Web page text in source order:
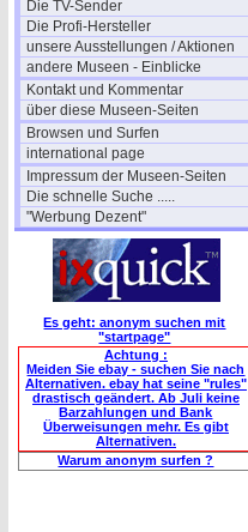
Die TV-Sender
Die Profi-Hersteller
unsere Ausstellungen / Aktionen
andere Museen - Einblicke
Kontakt und Kommentar
über diese Museen-Seiten
Browsen und Surfen
international page
Impressum der Museen-Seiten
Die schnelle Suche .....
"Werbung Dezent"
Es geht: anonym suchen mit
"startpage"
Achtung :
Meiden Sie ebay - suchen Sie nach
Alternativen. ebay hat seine "rules"
drastisch geändert. Ab Juli keine
Barzahlungen und Bank
Überweisungen mehr. Es gibt
Alternativen.
Warum anonym surfen ?